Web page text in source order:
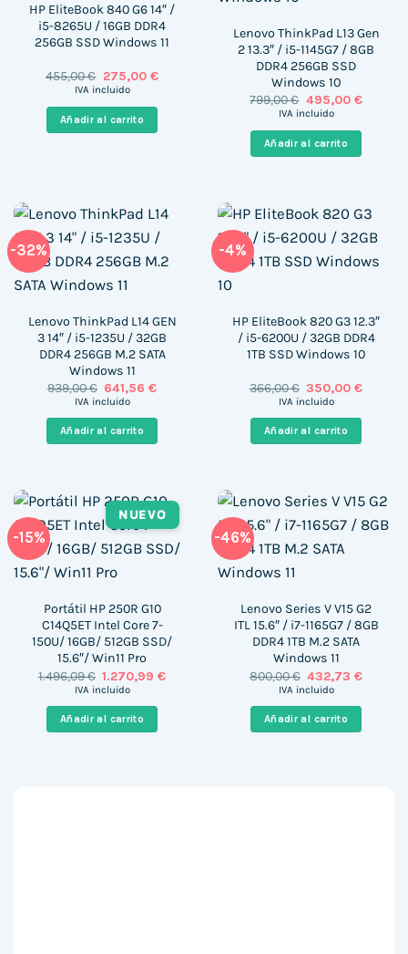
HP EliteBook 840 G6 14″ /
i5-8265U / 16GB DDR4
256GB SSD Windows 11
455,00€ El
precio
era:
455,00 €.
275,00 €El
es:
IVA incluido
Añadir al carrito
Lenovo ThinkPad L13 Gen
2 13.3″ / i5-1145G7 / 8GB
DDR4 256GB SSD
Windows 10
799,00€ El
precio
era:
799,00 €.
495,00 €El
es:
IVA incluido
Añadir al carrito
-32%
Lenovo ThinkPad L14 GEN
3 14″ / i5-1235U / 32GB
DDR4 256GB M.2 SATA
Windows 11
939,00€ El
precio
era:
939,00 €.
641,56€El
es:
641,56 €.
IVA incluido
Añadir al carrito
-4%
HP EliteBook 820 G3 12.3″
/ i5-6200U / 32GB DDR4
1TB SSD Windows 10
366,00€ El
precio
era:
366,00 €.
350,00€El
IVA incluido
Añadir al carrito
-15%
NUEVO
Portátil HP 250R G10
C14Q5ET Intel Core 7-
150U/ 16GB/ 512GB SSD/
15.6″/ Win11 Pro
1.496,09€ El
precio
era:
1.496,09 €.
1.270,99€El
IVA incluido
Añadir al carrito
-46%
Lenovo Series V V15 G2
ITL 15.6″ / i7-1165G7 / 8GB
DDR4 1TB M.2 SATA
Windows 11
800,00€ El
precio
era:
800,00 €.
432,73€El
IVA incluido
Añadir al carrito